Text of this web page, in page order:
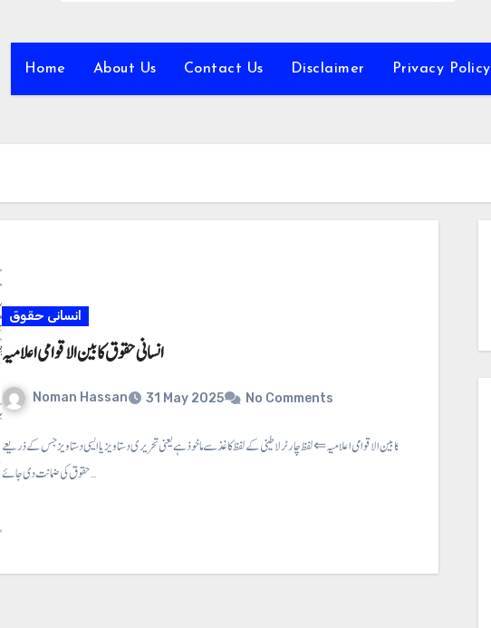
Home About Us Contact Us Disclaimer Privacy Policy
انسانی حقوق
انسانی حقوق کا بین الاقوامی اعلامیہ
Noman Hassan 31 May 2025 No Comments
انسانی حقوق کا بین الاقوامی اعلامیہ ⇐ لفظ چارٹر لاطینی کے لفظ کاغذ سے ماخوذ ہے یعنی تحریری دستاویز یا ایسی دستاویز جس کے ذریعے
حقوق کی ضمانت دی جائے…